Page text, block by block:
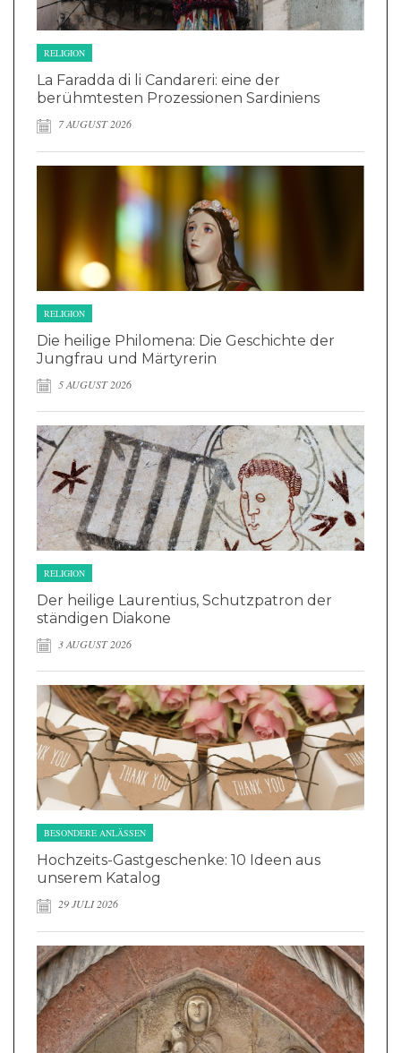
RELIGION
La Faradda di li Candareri: eine der
berühmtesten Prozessionen Sardiniens
7 AUGUST 2026
RELIGION
Die heilige Philomena: Die Geschichte der
Jungfrau und Märtyrerin
5 AUGUST 2026
RELIGION
Der heilige Laurentius, Schutzpatron der
ständigen Diakone
3 AUGUST 2026
BESONDERE ANLÄSSEN
Hochzeits-Gastgeschenke: 10 Ideen aus
unserem Katalog
29 JULI 2026